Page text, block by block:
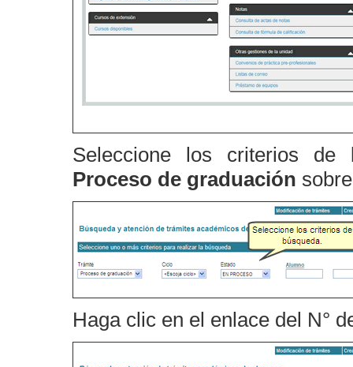
Seleccione los criterios de
Proceso de graduación
Haga clic en el enlace del N°